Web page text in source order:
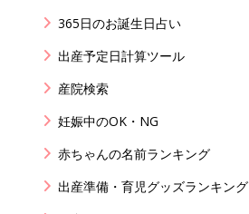
365日のお誕生日占い
出産予定日計算ツール
産院検索
妊娠中のOK・NG
赤ちゃんの名前ランキング
出産準備・育児グッズランキング